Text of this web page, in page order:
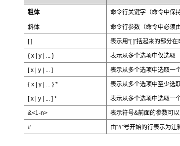
粗体 命令行关键字（命令中保
斜体 命令行参数（命令中必须
[ ] 表示用“[ ]”括起来的部分
{ x | y | ... } 表示从多个选项中仅选取一
[ x | y | ... ] 表示从多个选项中选取一
{ x | y | ... } * 表示从多个选项中至少选
[ x | y | ... ] * 表示从多个选项中选取一
&<1-n> 表示符号&前面的参数可以
# 由“#”号开始的行表示为注